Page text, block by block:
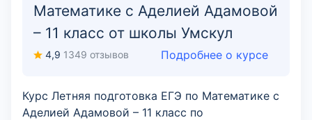
Математике с Аделией Адамовой
– 11 класс от школы Умскул
4,9 1349 отзывов Подробнее о курсе
Курс Летняя подготовка ЕГЭ по Математике с
Аделией Адамовой – 11 класс по